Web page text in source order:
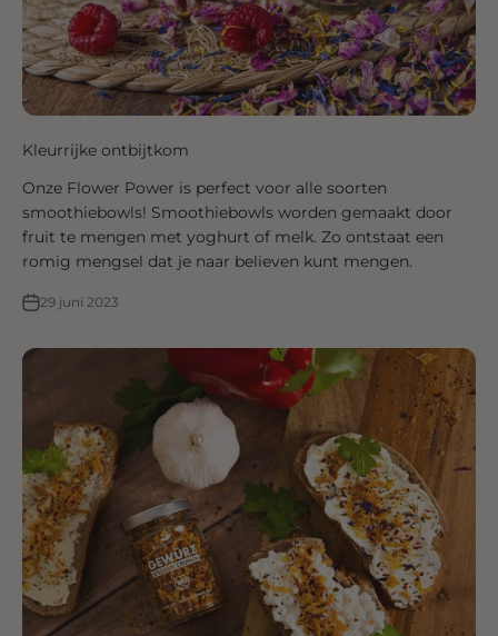
Kleurrijke ontbijtkom
Onze Flower Power is perfect voor alle soorten
smoothiebowls! Smoothiebowls worden gemaakt door
fruit te mengen met yoghurt of melk. Zo ontstaat een
romig mengsel dat je naar believen kunt mengen.
29 juni 2023